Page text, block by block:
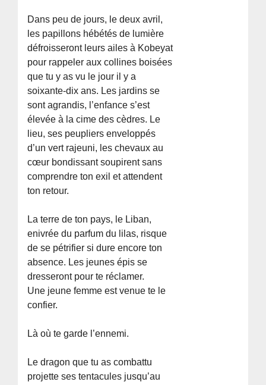
Dans peu de jours, le deux avril,
les papillons hébétés de lumière
défroisseront leurs ailes à Kobeyat
pour rappeler aux collines boisées
que tu y as vu le jour il y a
soixante-dix ans. Les jardins se
sont agrandis, l’enfance s’est
élevée à la cime des cèdres. Le
lieu, ses peupliers enveloppés
d’un vert rajeuni, les chevaux au
cœur bondissant soupirent sans
comprendre ton exil et attendent
ton retour.
La terre de ton pays, le Liban,
enivrée du parfum du lilas, risque
de se pétrifier si dure encore ton
absence. Les jeunes épis se
dresseront pour te réclamer.
Une jeune femme est venue te le
confier.
Là où te garde l’ennemi.
Le dragon que tu as combattu
projette ses tentacules jusqu’au